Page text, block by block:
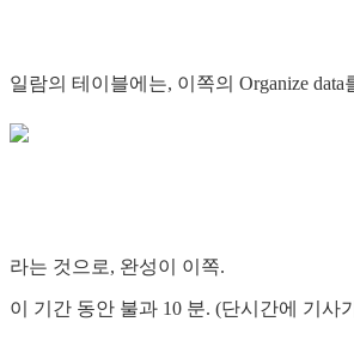
일람의 테이블에는, 이쪽의 Organize data
라는 것으로, 완성이 이쪽.
이 기간 동안 불과 10 분. (단시간에 기사